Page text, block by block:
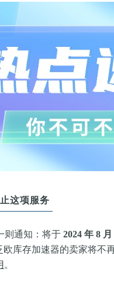
这项服务
则通知：将于2024 年 8 月
欧库存加速器的卖家将不
。